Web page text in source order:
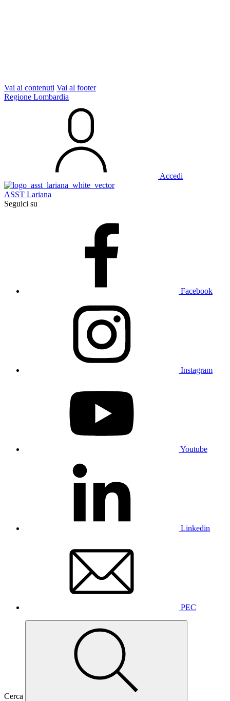
Vai ai contenuti Vai al footer
Regione Lombardia
Accedi
ASST Lariana
Seguici su
Facebook
Instagram
Youtube
Linkedin
PEC
Cerca